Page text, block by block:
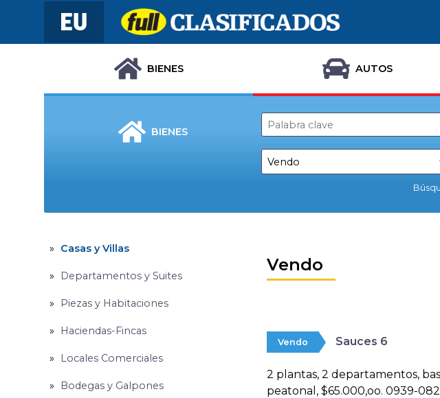
BIENES AUTOS
BIENES
Casas y Villas
Departamentos y Suites
Piezas y Habitaciones
Haciendas-Fincas
Locales Comerciales
Bodegas y Galpones
Vendo
Vendo Sauces 6
2 plantas, 2 departamentos,
peatonal, $65.000,oo. 0939-